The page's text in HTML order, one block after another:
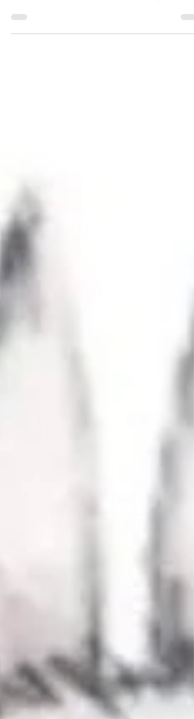
anche tu? Io di me l'ho pensato, per
molto tempo....